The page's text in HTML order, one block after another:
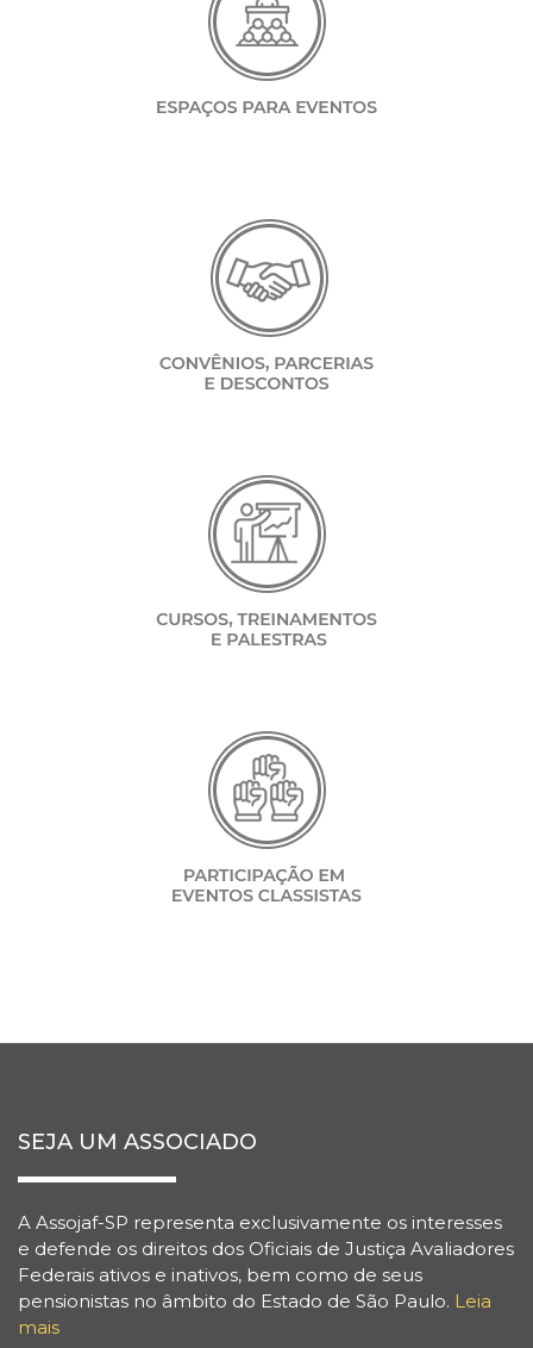
SEJA UM ASSOCIADO
A Assojaf-SP representa exclusivamente os interesses
e defende os direitos dos Oficiais de Justiça Avaliadores
Federais ativos e inativos, bem como de seus
pensionistas no âmbito do Estado de São Paulo. Leia
mais